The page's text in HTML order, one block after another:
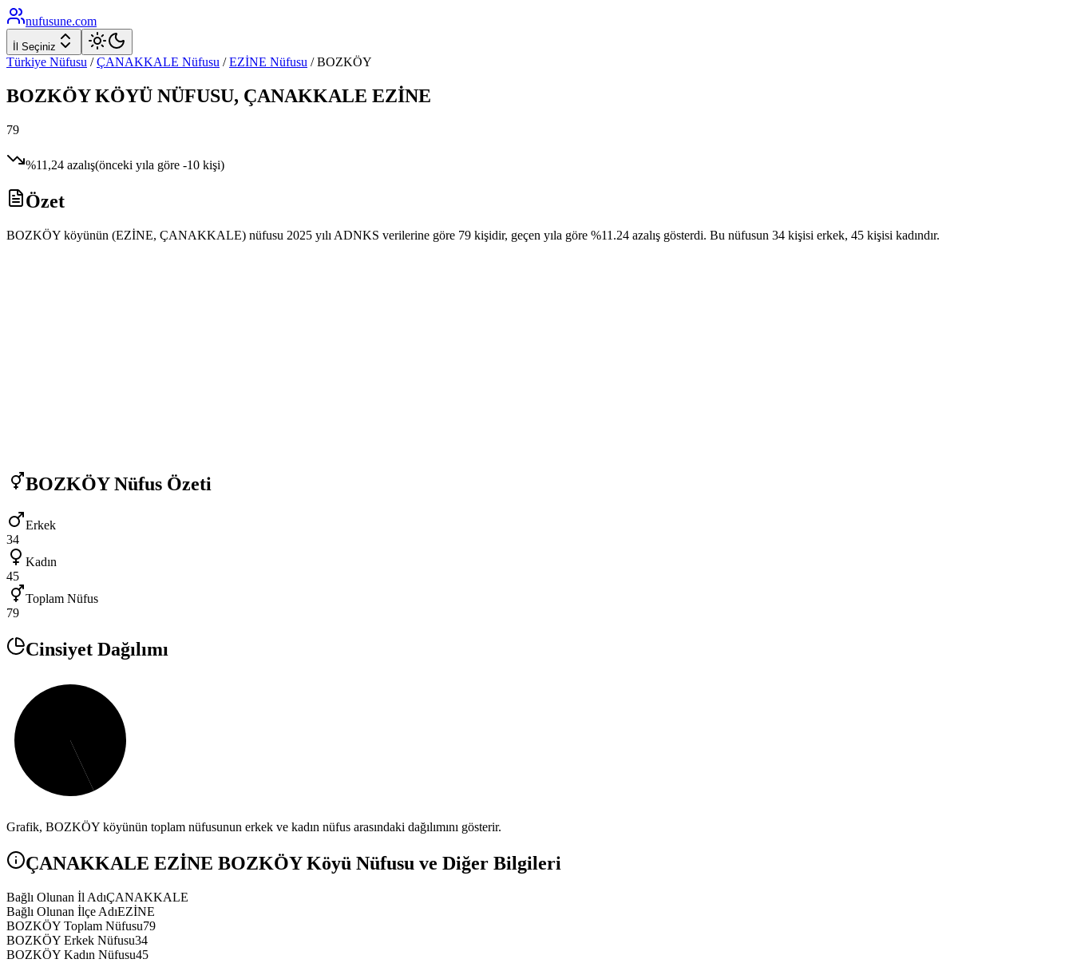
nufusune.com
İl Seçiniz
Türkiye Nüfusu / ÇANAKKALE Nüfusu / EZİNE Nüfusu /BOZKÖY
BOZKÖYKÖYÜ NÜFUSU, ÇANAKKALE EZİNE
79
%11,24 azalış(önceki yıla göre -10 kişi)
Özet
BOZKÖY köyünün (EZİNE, ÇANAKKALE) nüfusu 2025 yılı ADNKS verilerine göre 79 kişidir, geçen yıla göre %11.24 azalış gösterdi. Bu nüfusun 34 kişisi erkek, 45 kişisi kadındır.
BOZKÖYNüfus Özeti
Erkek
34
Kadın
45
Toplam Nüfus
79
Cinsiyet Dağılımı
Grafik, BOZKÖY köyünün toplam nüfusunun erkek ve kadın nüfus arasındaki dağılımını gösterir.
ÇANAKKALE EZİNE BOZKÖYKöyü Nüfusu ve Diğer Bilgileri
Bağlı Olunan İl AdıÇANAKKALE
Bağlı Olunan İlçe AdıEZİNE
BOZKÖY Toplam Nüfusu79
BOZKÖY Erkek Nüfusu34
BOZKÖY Kadın Nüfusu45